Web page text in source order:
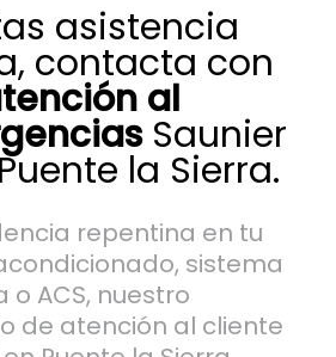
asistencia
contacta con
al
Saunier
la Sierra.
repentina en tu
sistema
ACS, nuestro
de atención al cliente